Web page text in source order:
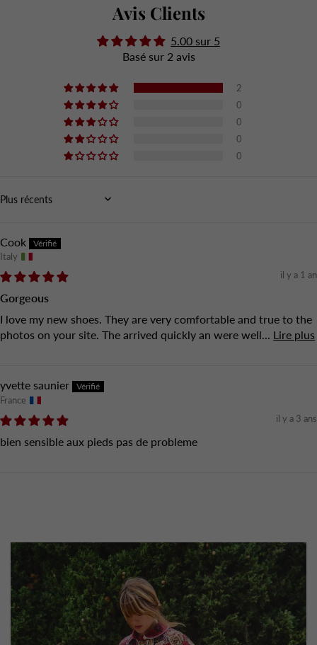
Avis Clients
5.00 sur 5
Basé sur 2 avis
2
0
0
0
0
Sort by
Cook
Italy
il y a 1 an
Gorgeous
I love my new shoes. They are very comfortable and true to the
photos on your site. The arrived quickly an were well... Lire plus
yvette saunier
France
il y a 3 ans
bien sensible aux pieds pas de probleme